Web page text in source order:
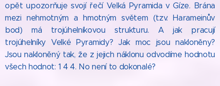
opět upozorňuje svojí řečí Velká Pyramida v Gíze. Brána
mezi nehmotným a hmotným světem (tzv. Harameinův
bod) má trojúhelníkovou strukturu. A jak pracují
trojúhelníky Velké Pyramidy? Jak moc jsou nakloněny?
Jsou nakloněný tak, že z jejich náklonu odvodíme hodnotu
všech hodnot: 1 4 4. No není to dokonalé?